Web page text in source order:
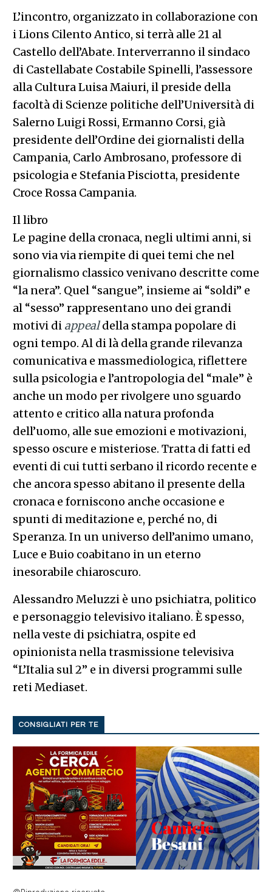
L’incontro, organizzato in collaborazione con
i Lions Cilento Antico, si terrà alle 21 al
Castello dell’Abate. Interverranno il sindaco
di Castellabate Costabile Spinelli, l’assessore
alla Cultura Luisa Maiuri, il preside della
facoltà di Scienze politiche dell’Università di
Salerno Luigi Rossi, Ermanno Corsi, già
presidente dell’Ordine dei giornalisti della
Campania, Carlo Ambrosano, professore di
psicologia e Stefania Pisciotta, presidente
Croce Rossa Campania.
Il libro
Le pagine della cronaca, negli ultimi anni, si
sono via via riempite di quei temi che nel
giornalismo classico venivano descritte come
“la nera”. Quel “sangue”, insieme ai “soldi” e
al “sesso” rappresentano uno dei grandi
motivi di appealdella stampa popolare di
ogni tempo. Al di là della grande rilevanza
comunicativa e massmediologica, riflettere
sulla psicologia e l’antropologia del “male” è
anche un modo per rivolgere uno sguardo
attento e critico alla natura profonda
dell’uomo, alle sue emozioni e motivazioni,
spesso oscure e misteriose. Tratta di fatti ed
eventi di cui tutti serbano il ricordo recente e
che ancora spesso abitano il presente della
cronaca e forniscono anche occasione e
spunti di meditazione e, perché no, di
Speranza. In un universo dell’animo umano,
Luce e Buio coabitano in un eterno
inesorabile chiaroscuro.
Alessandro Meluzzi è uno psichiatra, politico
e personaggio televisivo italiano. È spesso,
nella veste di psichiatra, ospite ed
opinionista nella trasmissione televisiva
“L’Italia sul 2” e in diversi programmi sulle
reti Mediaset.
CONSIGLIATI PER TE